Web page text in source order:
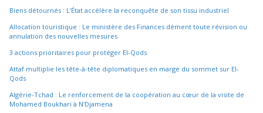
Biens détournés : L’État accélère la reconquête de son tissu industriel
Allocation touristique : Le ministère des Finances dément toute révision ou
annulation des nouvelles mesures
3 actions prioritaires pour protéger El-Qods
Attaf multiplie les tête-à-tête diplomatiques en marge du sommet sur El-
Qods
Algérie-Tchad : Le renforcement de la coopération au cœur de la visite de
Mohamed Boukhari à N’Djamena